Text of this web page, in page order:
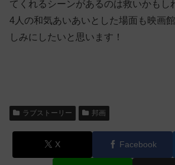
てくれるシーンがあるのは救いかもし
4人の和気あいあいとした場面も映画
しみにしたいと思います！
ラブストーリー 邦画
X Facebook